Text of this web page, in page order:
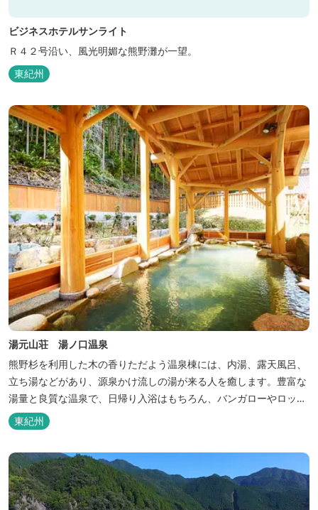
ビジネスホテルサンライト
Ｒ４２号沿い、風光明媚な熊野灘が一望。
東紀州
湯元山荘 湯ノ口温泉
熊野杉を利用した木の香りただよう温泉棟には、内湯、露天風呂、
立ち湯などがあり、源泉かけ流しの湯が来る人を癒します。豊富な
湯量と良質な温泉で、日帰り入浴はもちろん、バンガローやロッジ
などの宿泊施設も備えているので、宿泊しながらゆったりと温泉を
楽しむ人も多いです。
東紀州